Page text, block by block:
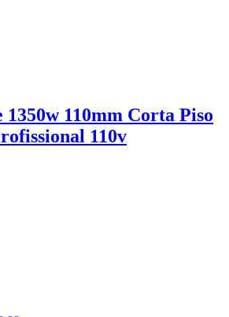
110mm Corta Piso
110v